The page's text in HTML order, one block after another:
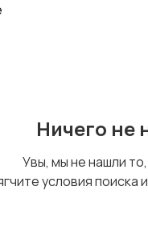
Ничего не
Увы, мы не нашли
условия поиска